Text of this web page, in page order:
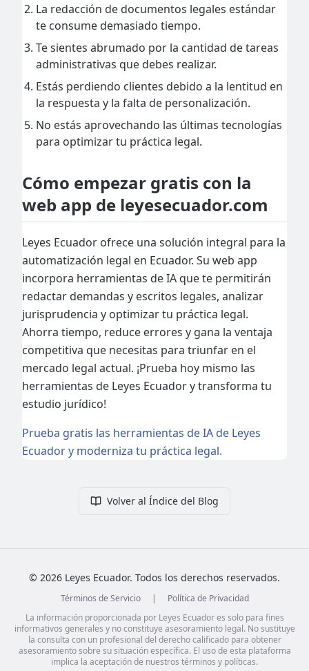
La redacción de documentos legales estándar
te consume demasiado tiempo.
Te sientes abrumado por la cantidad de tareas
administrativas que debes realizar.
Estás perdiendo clientes debido a la lentitud en
la respuesta y la falta de personalización.
No estás aprovechando las últimas tecnologías
para optimizar tu práctica legal.
Cómo empezar gratis con la
web app de leyesecuador.com
Leyes Ecuador ofrece una solución integral para la
automatización legal en Ecuador. Su web app
incorpora herramientas de IA que te permitirán
redactar demandas y escritos legales, analizar
jurisprudencia y optimizar tu práctica legal.
Ahorra tiempo, reduce errores y gana la ventaja
competitiva que necesitas para triunfar en el
mercado legal actual. ¡Prueba hoy mismo las
herramientas de Leyes Ecuador y transforma tu
estudio jurídico!
Prueba gratis las herramientas de IA de Leyes
Ecuador y moderniza tu práctica legal.
Volver al Índice del Blog
© 2026 Leyes Ecuador. Todos los derechos reservados.
Términos de Servicio |
Política de Privacidad
La información proporcionada por Leyes Ecuador es solo para fines
informativos generales y no constituye asesoramiento legal. No sustituye
la consulta con un profesional del derecho calificado para obtener
asesoramiento sobre su situación específica. El uso de esta plataforma
implica la aceptación de nuestros términos y políticas.